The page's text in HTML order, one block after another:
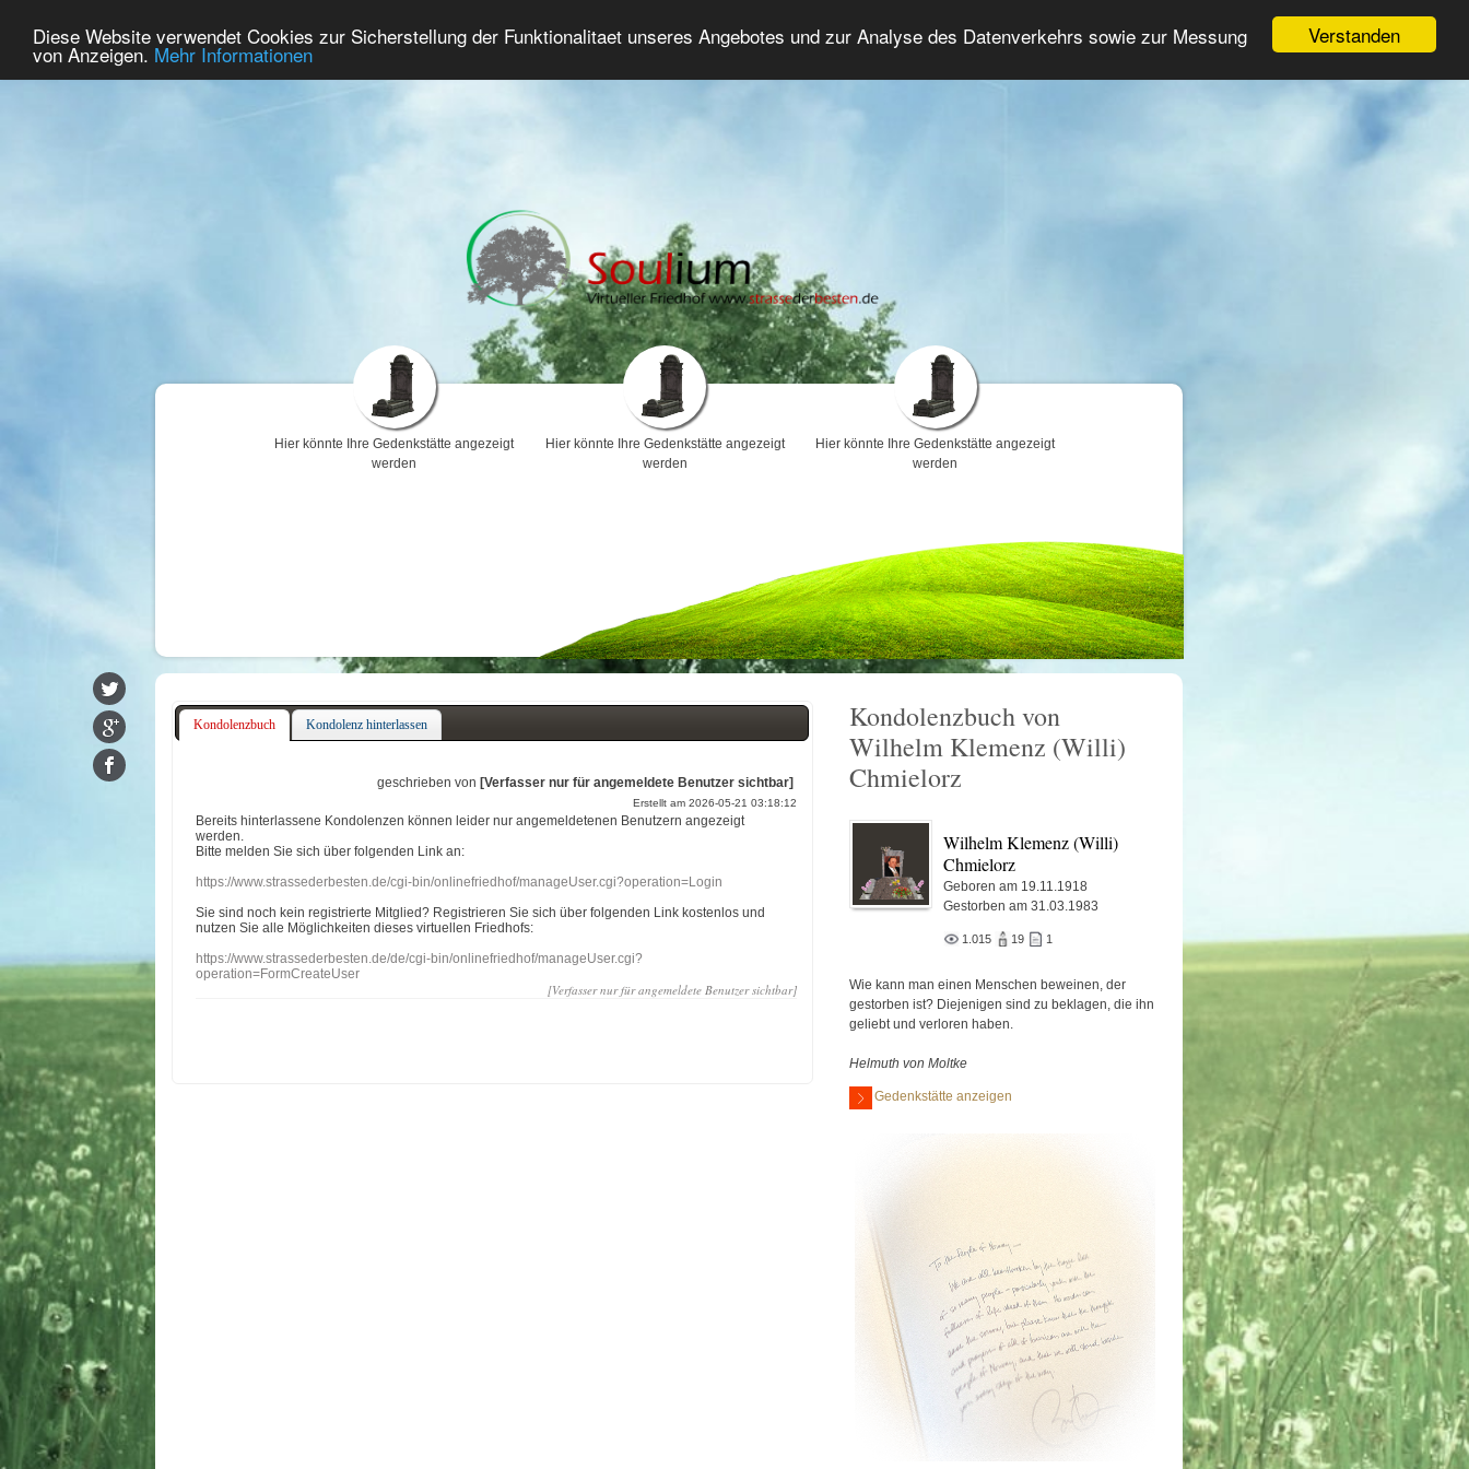
Verstanden
Diese Website verwendet Cookies zur Sicherstellung der Funktionalitaet unseres Angebotes und zur Analyse des Datenverkehrs sowie zur Messung
von Anzeigen. Mehr Informationen
Home Premium Gedenken Trauerforum Erweiterte Suche Anmelden
Hier könnte Ihre Gedenkstätte angezeigt
werden
Hier könnte Ihre Gedenkstätte angezeigt
werden
Hier könnte Ihre Gedenkstätte angezeigt
werden
Kondolenzbuch Kondolenz hinterlassen
geschrieben von [Verfasser nur für angemeldete Benutzer sichtbar]
Erstellt am 2026-05-21 03:18:12
Bereits hinterlassene Kondolenzen können leider nur angemeldetenen Benutzern angezeigt
werden.
Bitte melden Sie sich über folgenden Link an:
https://www.strassederbesten.de/cgi-bin/onlinefriedhof/manageUser.cgi?operation=Login
Sie sind noch kein registrierte Mitglied? Registrieren Sie sich über folgenden Link kostenlos und
nutzen Sie alle Möglichkeiten dieses virtuellen Friedhofs:
https://www.strassederbesten.de/de/cgi-bin/onlinefriedhof/manageUser.cgi?
operation=FormCreateUser
[Verfasser nur für angemeldete Benutzer sichtbar]
Kondolenzbuch von
Wilhelm Klemenz (Willi)
Chmielorz
Wilhelm Klemenz (Willi)
Chmielorz
Geboren am 19.11.1918
Gestorben am 31.03.1983
1.015 19 1
Wie kann man einen Menschen beweinen, der
gestorben ist? Diejenigen sind zu beklagen, die ihn
geliebt und verloren haben.
Helmuth von Moltke
Gedenkstätte anzeigen